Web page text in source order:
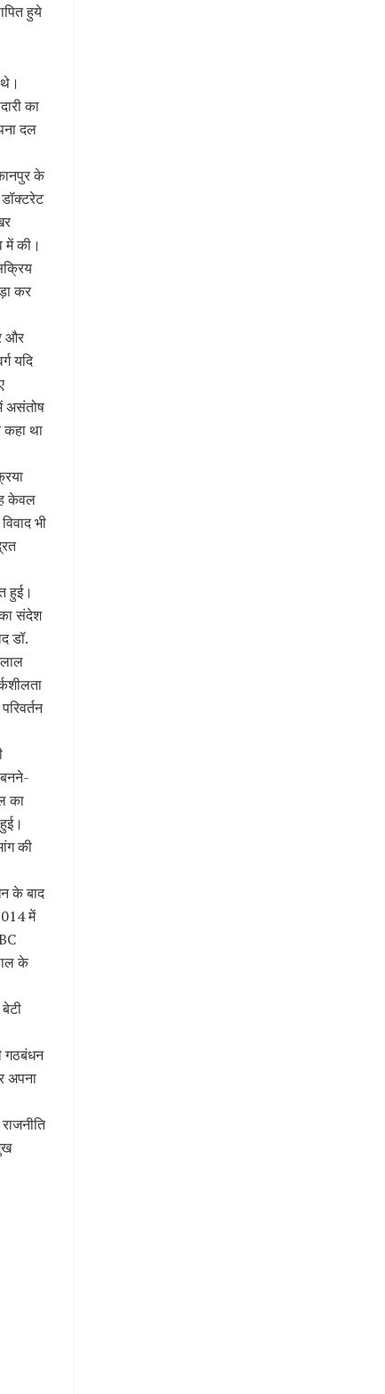
हुये
का
दल
के
में की।
कर
और
यदि
असंतोष
कहा था
केवल
भी
हुई।
संदेश
डॉ.
का
की
के बाद
में
के
गठबंधन
अपना